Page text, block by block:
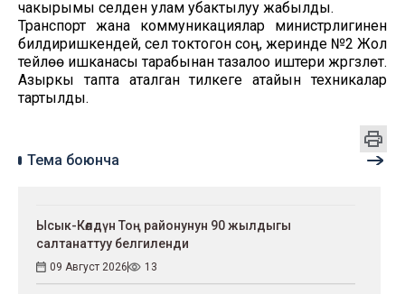
чакырымы селден улам убактылуу жабылды.
Транспорт жана коммуникациялар министрлигинен
билдиришкендей, сел токтогон соң, жеринде №2 Жол
тейлөө ишканасы тарабынан тазалоо иштери жүргүзүлөт.
Азыркы тапта аталган тилкеге атайын техникалар
тартылды.
Тема боюнча
Ысык-Көлдүн Тоң районунун 90 жылдыгы
салтанаттуу белгиленди
09 Август 2026 13